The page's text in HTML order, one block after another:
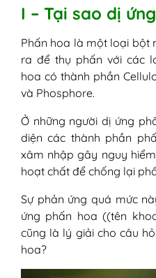
dị ứng phấn hoa
hoa
2. Dùng
3. Thuốc
4. Dị ứng
gian
V - Cách phòng
I – Tại sao dị
Phấn hoa là một loại bột
ra để thụ phấn với các
hoa có thành phần
và Phosphore.
Ở những người dị ứng
diện các thành phần
xâm nhập gây nguy
hoạt chất để chống lại
Sự phản ứng quá mức
ứng phấn hoa ((tên
cũng là lý giải cho câu
hoa?